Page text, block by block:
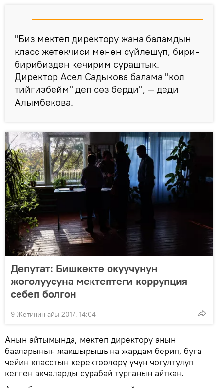
"Биз мектеп директору жана баламдын
класс жетекчиси менен сүйлөшүп, бири-
бирибизден кечирим сураштык.
Директор Асел Садыкова балама "кол
тийгизбейм" деп сөз берди", — деди
Алымбекова.
Депутат: Бишкекте окуучунун
жоголуусуна мектептеги коррупция
себеп болгон
9 Жетинин айы 2017, 14:04
Анын айтымында, мектеп директору анын
бааларынын жакшырышына жардам берип, буга
чейин класстын керектөөлөрү үчүн чогултулуп
келген акчаларды сурабай турганын айткан.